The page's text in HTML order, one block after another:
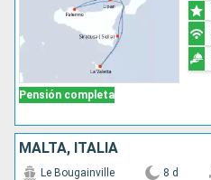
Pensión completa
MALTA, ITALIA
Le Bougainville 8 d